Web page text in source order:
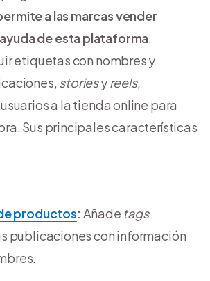
a las marcas vender
de esta plataforma.
etiquetas con nombres y
storiesyreels,
a la tienda online para
Sus principales características
productos: Añade tags
publicaciones con información